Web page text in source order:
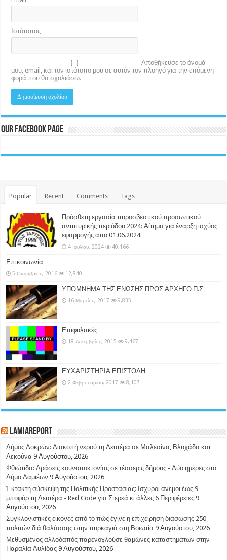
Ιστότοπος
Αποθήκευσε το όνομά
μου, email, και τον ιστότοπο μου σε αυτόν τον πλοηγό για την επόμενη
φορά που θα σχολιάσω.
Our Facebook Page
Popular Recent Comments Tags
Πρόσθετη εργασία πυροσβεστικού προσωπικού
αντιπυρικής περιόδου 2024: Αίτημα για έναρξη ισχύος
εφαρμογής απο 01.06.2024
4 Ιουλίου, 2024 40,166
Επικοινωνία
5 Οκτωβρίου, 2016 12,840
ΥΠΟΜΝΗΜΑ ΤΗΣ ΕΝΩΣΗΣ ΠΡΟΣ ΑΡΧΗΓΟ Π.Σ
16 Μαρτίου, 2017 9,835
Επιφυλακές
18 Δεκεμβρίου, 2015 9,467
ΕΥΧΑΡΙΣΤΗΡΙΑ ΕΠΙΣΤΟΛΗ
2 Φεβρουαρίου, 2017 8,107
LamiaReport
Δήμος Λοκρών: Διακοπή νερού τη Δευτέρα σε Μαλεσίνα, Βλυχάδα και
Λεκούνα 9 Αυγούστου, 2026
Φθιώτιδα: Δράσεις κουνοποκτονίας σε τέσσερις δήμους - Δύο ημέρες στο
Δήμο Λαμιέων 9 Αυγούστου, 2026
Έκτακτη σύσκεψη της Πολιτικής Προστασίας: Ισχυροί άνεμοι έως 9
μποφόρ τη Δευτέρα - Red Code για Στερεά κι άλλες 6 Περιφέρειες 9
Αυγούστου, 2026
Συγκλονιστικές εικόνες από το πώς έγινε η επιχείρηση διάσωσης 250
πολιτών διά θαλάσσης στην πυρκαγιά στη Βοιωτία 9 Αυγούστου, 2026
Μεθυσμένος αλλοδαπός παρενοχλούσε θαμώνες καταστημάτων στην
Παραλία Αυλίδας 9 Αυγούστου, 2026